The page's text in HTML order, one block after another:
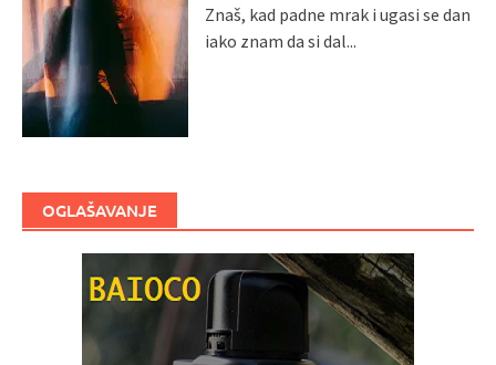
Znaš, kad padne mrak i ugasi se dan
iako znam da si dal...
OGLAŠAVANJE